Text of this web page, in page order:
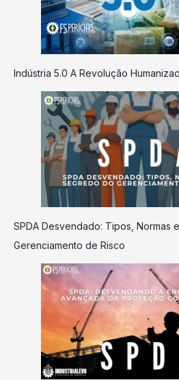
Indústria 5.0 A Revolução
SPDA Desvendado: Tipos, Normas
Gerenciamento de Risco